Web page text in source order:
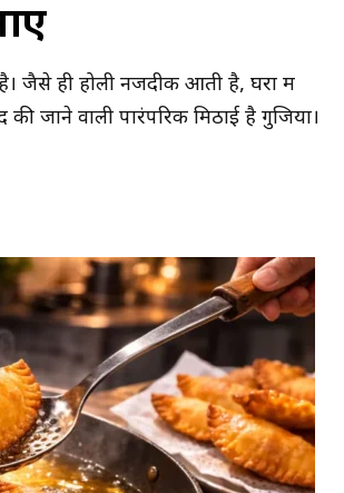
है। जैसे ही होली नजदीक आती है, घरों में
जाने वाली पारंपरिक मिठाई है गुजिया।